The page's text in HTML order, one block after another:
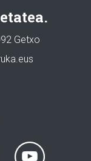
Getxo